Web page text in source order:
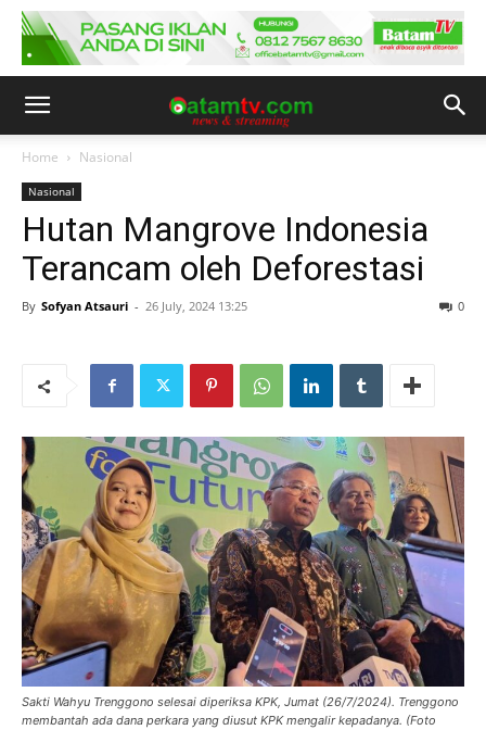
Home Nasional
Nasional
Hutan Mangrove Indonesia
Terancam oleh Deforestasi
By Sofyan Atsauri - 26 July, 2024 13:25 0
Sakti Wahyu Trenggono selesai diperiksa KPK, Jumat (26/7/2024). Trenggono
membantah ada dana perkara yang diusut KPK mengalir kepadanya. (Foto